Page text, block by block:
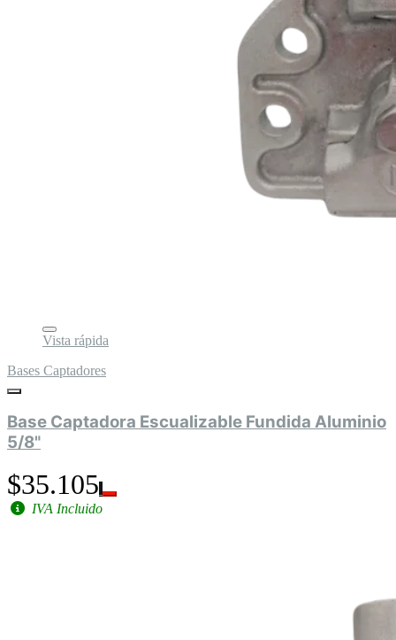
Vista rápida
Bases Captadores
Base Captadora Escualizable Fundida Aluminio
5/8"
$35.105
IVA Incluido